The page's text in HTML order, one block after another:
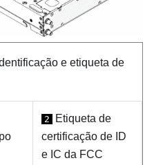
e etiqueta de
2
Etiqueta de
certificação de ID
e IC da FCC